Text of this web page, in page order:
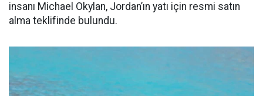
insanı Michael Okylan, Jordan’ın yatı için resmi satın
alma teklifinde bulundu.